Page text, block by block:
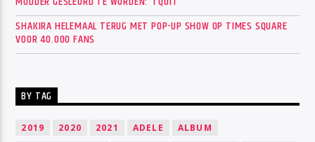
SHAKIRA HELEMAAL TERUG MET POP-UP SHOW OP TIMES SQUARE
VOOR 40.000 FANS
BY TAG
2019 2020 2021 ADELE
ALBUM